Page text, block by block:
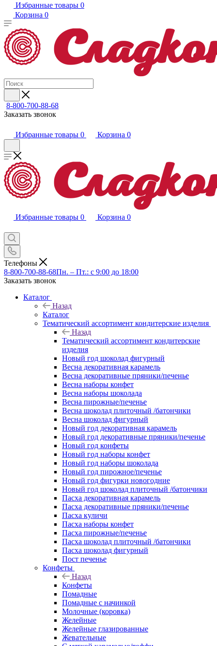
Избранные товары 0
Корзина 0
8-800-700-88-68
Заказать звонок
Избранные товары 0 Корзина 0
Избранные товары 0 Корзина 0
Телефоны
8-800-700-88-68Пн. – Пт.: с 9:00 до 18:00
Заказать звонок
Каталог
Назад
Каталог
Тематический ассортимент кондитерские изделия
Назад
Тематический ассортимент кондитерские
изделия
Новый год шоколад фигурный
Весна декоративная карамель
Весна декоративные пряники/печенье
Весна наборы конфет
Весна наборы шоколада
Весна пирожные/печенье
Весна шоколад плиточный /батончики
Весна шоколад фигурный
Новый год декоративная карамель
Новый год декоративные пряники/печенье
Новый год конфеты
Новый год наборы конфет
Новый год наборы шоколада
Новый год пирожное/печенье
Новый год фигурки новогодние
Новый год шоколад плиточный /батончики
Пасха декоративная карамель
Пасха декоративные пряники/печенье
Пасха куличи
Пасха наборы конфет
Пасха пирожные/печенье
Пасха шоколад плиточный /батончики
Пасха шоколад фигурный
Пост печенье
Конфеты
Назад
Конфеты
Помадные
Помадные с начинкой
Молочные (коровка)
Желейные
Желейные глазированные
Жевательные